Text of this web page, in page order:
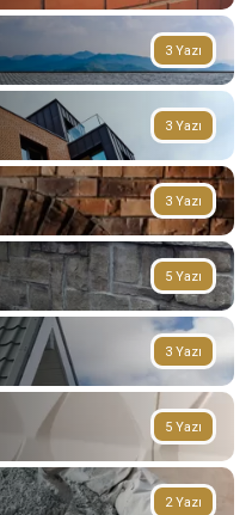
3 Yazı
3 Yazı
3 Yazı
5 Yazı
3 Yazı
5 Yazı
2 Yazı